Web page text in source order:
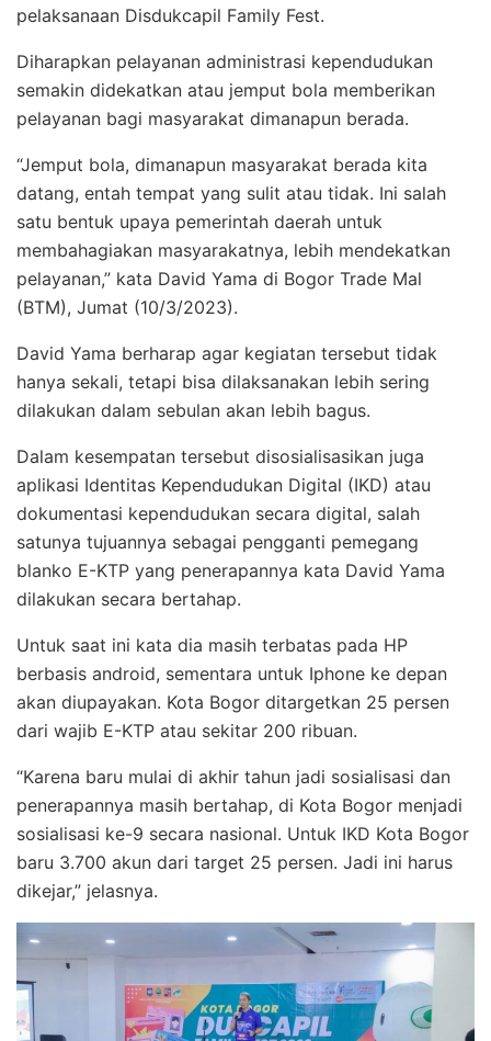
pelaksanaan Disdukcapil Family Fest.
Diharapkan pelayanan administrasi kependudukan
semakin didekatkan atau jemput bola memberikan
pelayanan bagi masyarakat dimanapun berada.
“Jemput bola, dimanapun masyarakat berada kita
datang, entah tempat yang sulit atau tidak. Ini salah
satu bentuk upaya pemerintah daerah untuk
membahagiakan masyarakatnya, lebih mendekatkan
pelayanan,” kata David Yama di Bogor Trade Mal
(BTM), Jumat (10/3/2023).
David Yama berharap agar kegiatan tersebut tidak
hanya sekali, tetapi bisa dilaksanakan lebih sering
dilakukan dalam sebulan akan lebih bagus.
Dalam kesempatan tersebut disosialisasikan juga
aplikasi Identitas Kependudukan Digital (IKD) atau
dokumentasi kependudukan secara digital, salah
satunya tujuannya sebagai pengganti pemegang
blanko E-KTP yang penerapannya kata David Yama
dilakukan secara bertahap.
Untuk saat ini kata dia masih terbatas pada HP
berbasis android, sementara untuk Iphone ke depan
akan diupayakan. Kota Bogor ditargetkan 25 persen
dari wajib E-KTP atau sekitar 200 ribuan.
“Karena baru mulai di akhir tahun jadi sosialisasi dan
penerapannya masih bertahap, di Kota Bogor menjadi
sosialisasi ke-9 secara nasional. Untuk IKD Kota Bogor
baru 3.700 akun dari target 25 persen. Jadi ini harus
dikejar,” jelasnya.